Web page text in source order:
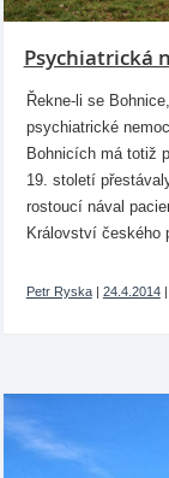
Psychiatrická
Řekne-li se
psychiatrické
Bohnicích má totiž
19. století
rostoucí nával
Království českého
Petr Ryska| 24.4.2014|